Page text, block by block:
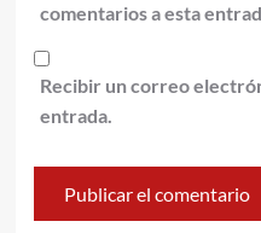
comentarios a esta
Recibir un correo
entrada.